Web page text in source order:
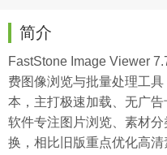
简介
FastStone Image Viewer
费图像浏览与批量处理工
本，主打极速加载、无广告
软件专注图片浏览、素材
换，相比旧版重点优化高